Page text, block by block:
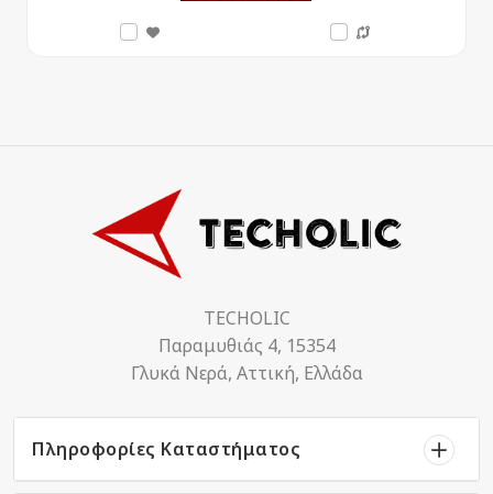
TECHOLIC
Παραμυθιάς 4, 15354
Γλυκά Νερά, Αττική, Ελλάδα
Πληροφορίες Καταστήματος